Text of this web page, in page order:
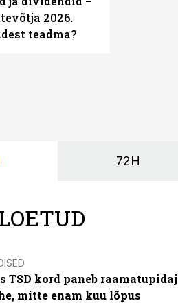
2026.
teadma?
72H
TSD kord paneb
mitte enam kuu lõpus